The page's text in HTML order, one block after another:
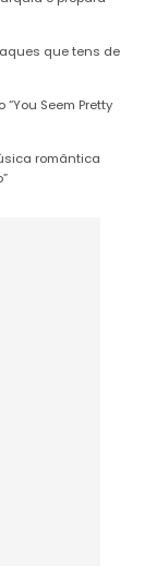
que tens de
Seem Pretty
romântica